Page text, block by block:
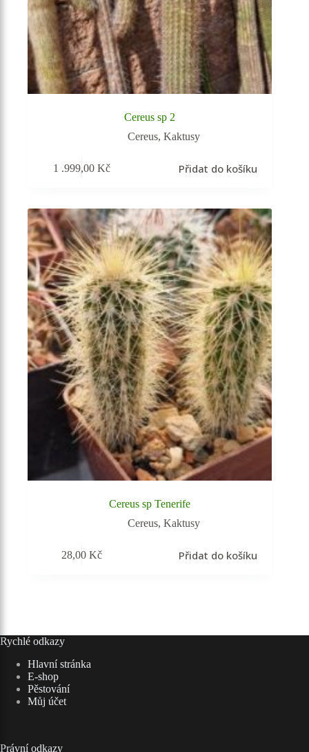
Cereus sp 2
Cereus, Kaktusy
1 .999,00Kč Přidat do košíku
Cereus sp Tenerife
Cereus, Kaktusy
28,00Kč Přidat do košíku
Rychlé odkazy
Hlavní stránka
E-shop
Pěstování
Můj účet
Právní odkazy